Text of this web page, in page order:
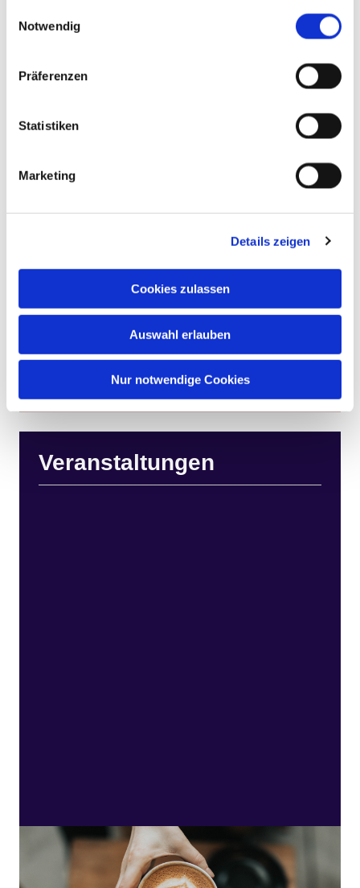
Notwendig
Präferenzen
Statistiken
Marketing
Details zeigen
Cookies zulassen
Auswahl erlauben
Nur notwendige Cookies
Veranstaltungen